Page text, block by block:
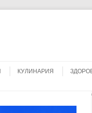
КУЛИНАРИЯ